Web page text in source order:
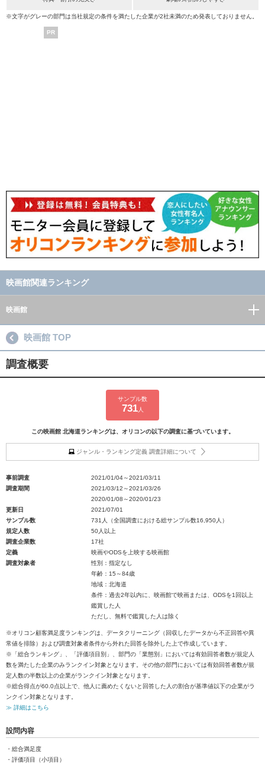
※文字がグレーの部門は当社規定の条件を満たした企業が2社未満のため発表しておりません。
PR
映画館関連ランキング
映画館
映画館 TOP
調査概要
サンプル数
731人
この映画館 北海道ランキングは、オリコンの以下の調査に基づいています。
ジャンル・ランキング定義 調査詳細について
事前調査
2021/01/04～2021/03/11
調査期間
2021/03/12～2021/03/26
2020/01/08～2020/01/23
更新日
2021/07/01
サンプル数
731人（全国調査における総サンプル数16,950人）
規定人数
50人以上
調査企業数
17社
定義
映画やODSを上映する映画館
調査対象者
性別：指定なし
年齢：15～84歳
地域：北海道
条件：過去2年以内に、映画館で映画または、ODSを1回以上
鑑賞した人
ただし、無料で鑑賞した人は除く
※オリコン顧客満足度ランキングは、データクリーニング（回収したデータから不正回答や異
常値を排除）および調査対象者条件から外れた回答を除外した上で作成しています。
※「総合ランキング」、「評価項目別」、部門の「業態別」においては有効回答者数が規定人
数を満たした企業のみランクイン対象となります。その他の部門においては有効回答者数が規
定人数の半数以上の企業がランクイン対象となります。
※総合得点が60.0点以上で、他人に薦めたくないと回答した人の割合が基準値以下の企業がラ
ンクイン対象となります。
≫ 詳細はこちら
設問内容
・総合満足度
・評価項目（小項目）